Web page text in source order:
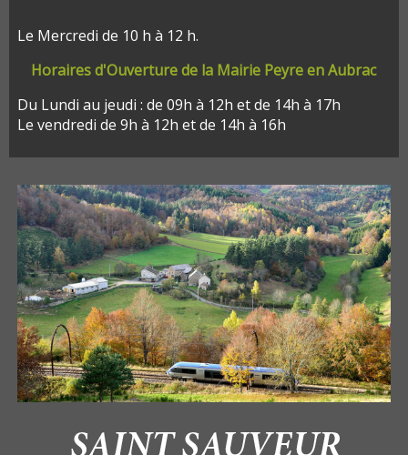
Le Mercredi de 10 h à 12 h.
Horaires d'Ouverture de la Mairie Peyre en Aubrac
Du Lundi au jeudi : de 09h à 12h et de 14h à 17h
Le vendredi de 9h à 12h et de 14h à 16h